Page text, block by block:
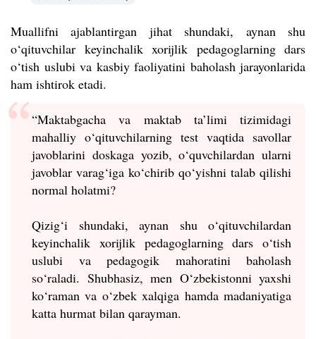
Muallifni ajablantirgan jihat shundaki, aynan shu
o‘qituvchilar keyinchalik xorijlik pedagoglarning dars
o‘tish uslubi va kasbiy faoliyatini baholash jarayonlarida
ham ishtirok etadi.
“Maktabgacha va maktab ta’limi tizimidagi
mahalliy o‘qituvchilarning test vaqtida savollar
javoblarini doskaga yozib, o‘quvchilardan ularni
javoblar varag‘iga ko‘chirib qo‘yishni talab qilishi
normal holatmi?
Qizig‘i shundaki, aynan shu o‘qituvchilardan
keyinchalik xorijlik pedagoglarning dars o‘tish
uslubi va pedagogik mahoratini baholash
so‘raladi. Shubhasiz, men O‘zbekistonni yaxshi
ko‘raman va o‘zbek xalqiga hamda madaniyatiga
katta hurmat bilan qarayman.